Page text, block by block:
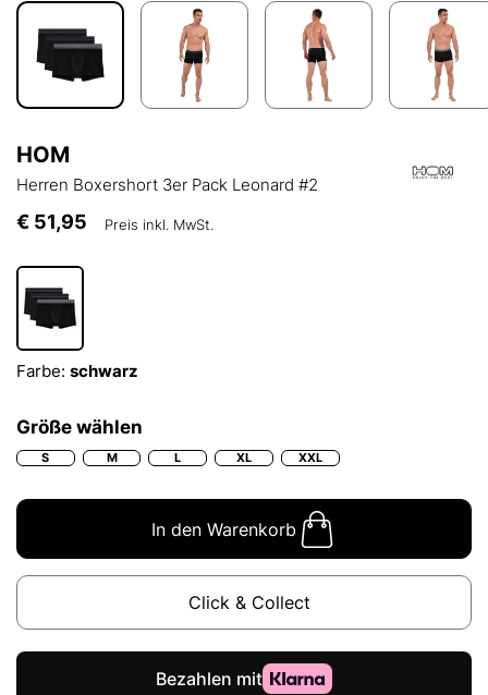
HOM
Herren Boxershort 3er Pack Leonard #2
€ 51,95 Preis inkl. MwSt.
Farbe: schwarz
Größe wählen
S M L XL XXL
In den Warenkorb
Click & Collect